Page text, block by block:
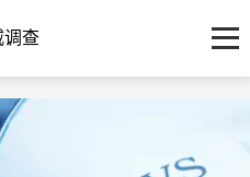
调查